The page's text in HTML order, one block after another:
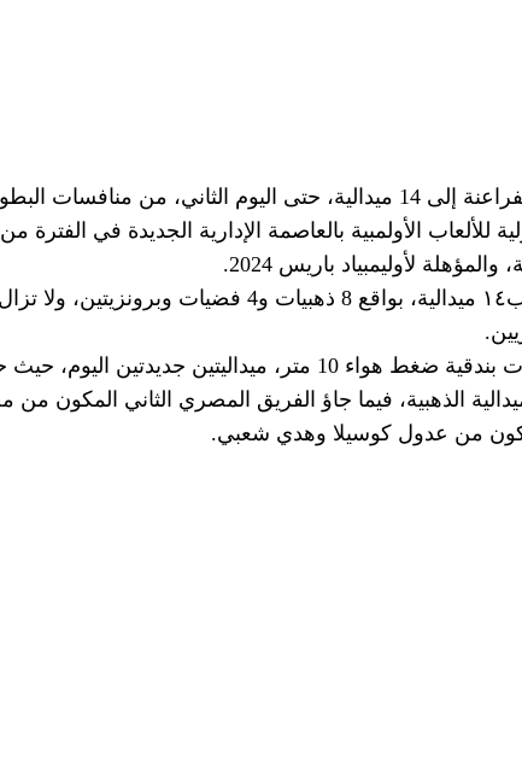
رفع منتخب مصر للرماية حصيلة الفراعنة إلى 14 ميدالية، حتى
وتوج لاعبو منتخب مصر حتى الآن ب١٤ ميدالية،
وأضافت فرق المختلط في منافسات بندقية ضغط هواء 10 متر،
الذهبية، فيما جاؤ الفريق المصري الثاني المكون
من عدول كوسيلا وهدي شعبي.